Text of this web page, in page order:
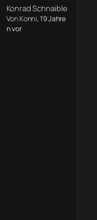
Konrad Schnaible
Von Konni, 19 Jahre
n vor